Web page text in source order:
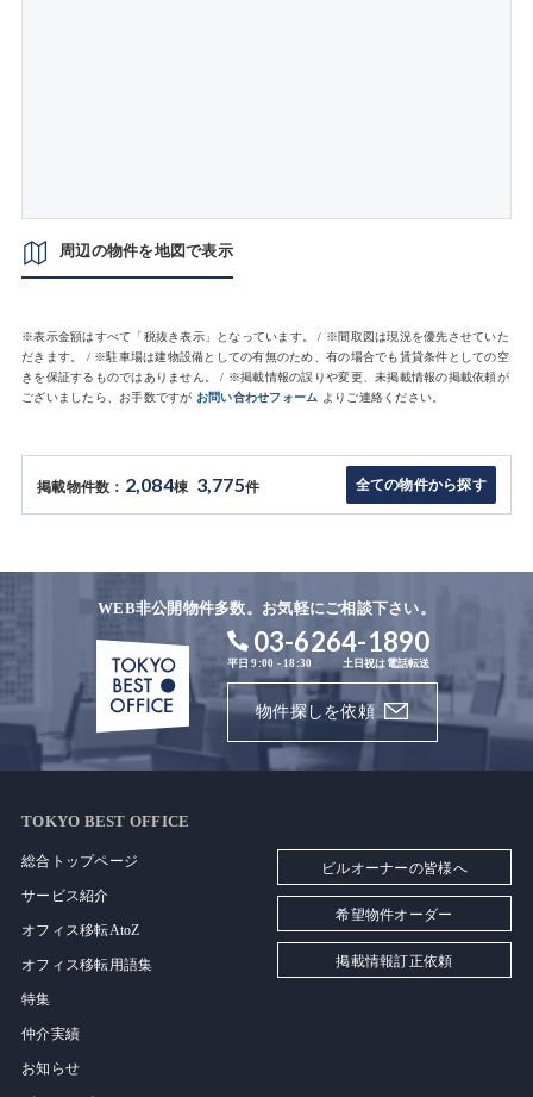
周辺の物件を地図で表示
※表示金額はすべて「税抜き表示」となっています。 / ※間取図は現況を優先させていた
だきます。 / ※駐車場は建物設備としての有無のため、有の場合でも賃貸条件としての空
きを保証するものではありません。 / ※掲載情報の誤りや変更、未掲載情報の掲載依頼が
ございましたら、お手数ですが お問い合わせフォーム よりご連絡ください。
掲載物件数： 2,084棟 3,775件 全ての物件から探す
WEB非公開物件多数。お気軽にご相談下さい。
03-6264-1890
平日 9:00 - 18:30 土日祝は電話転送
物件探しを依頼
TOKYO BEST OFFICE
総合トップページ
サービス紹介
オフィス移転AtoZ
オフィス移転用語集
特集
仲介実績
お知らせ
ビルオーナーの皆様へ
希望物件オーダー
掲載情報訂正依頼